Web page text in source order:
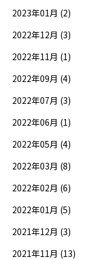
2023年01月 (2)
2022年12月 (3)
2022年11月 (1)
2022年09月 (4)
2022年07月 (3)
2022年06月 (1)
2022年05月 (4)
2022年03月 (8)
2022年02月 (6)
2022年01月 (5)
2021年12月 (3)
2021年11月 (13)